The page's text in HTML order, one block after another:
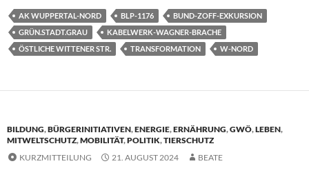
AK WUPPERTAL-NORD BLP-1176
BUND-ZOFF-EXKURSION
GRÜN.STADT.GRAU
KABELWERK-WAGNER-BRACHE
ÖSTLICHE WITTENER STR.
TRANSFORMATION W-NORD
BILDUNG,BÜRGERINITIATIVEN,ENERGIE,ERNÄHRUNG,GWÖ,LEBEN,
MITWELTSCHUTZ,MOBILITÄT,POLITIK,TIERSCHUTZ
KURZMITTEILUNG
21. AUGUST 2024 BEATE